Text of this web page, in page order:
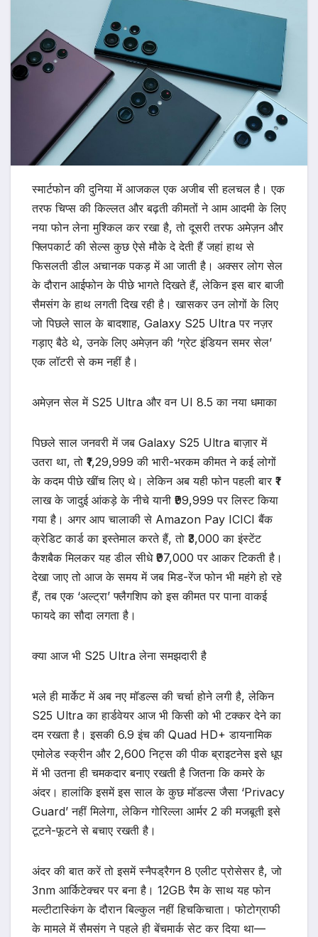
स्मार्टफोन की दुनिया में आजकल एक अजीब सी हलचल है। एक
तरफ चिप्स की किल्लत और बढ़ती कीमतों ने आम आदमी के लिए
नया फोन लेना मुश्किल कर रखा है, तो दूसरी तरफ अमेज़न और
फ्लिपकार्ट की सेल्स कुछ ऐसे मौके दे देती हैं जहां हाथ से
फिसलती डील अचानक पकड़ में आ जाती है। अक्सर लोग सेल
के दौरान आईफोन के पीछे भागते दिखते हैं, लेकिन इस बार बाजी
सैमसंग के हाथ लगती दिख रही है। खासकर उन लोगों के लिए
जो पिछले साल के बादशाह, Galaxy S25 Ultra पर नज़र
गड़ाए बैठे थे, उनके लिए अमेज़न की ‘ग्रेट इंडियन समर सेल’
एक लॉटरी से कम नहीं है।
अमेज़न सेल में S25 Ultra और वन UI 8.5 का नया धमाका
पिछले साल जनवरी में जब Galaxy S25 Ultra बाज़ार में
उतरा था, तो ₹1,29,999 की भारी-भरकम कीमत ने कई लोगों
के कदम पीछे खींच लिए थे। लेकिन अब यही फोन पहली बार ₹1
लाख के जादुई आंकड़े के नीचे यानी ₹99,999 पर लिस्ट किया
गया है। अगर आप चालाकी से Amazon Pay ICICI बैंक
क्रेडिट कार्ड का इस्तेमाल करते हैं, तो ₹3,000 का इंस्टेंट
कैशबैक मिलकर यह डील सीधे ₹97,000 पर आकर टिकती है।
देखा जाए तो आज के समय में जब मिड-रेंज फोन भी महंगे हो रहे
हैं, तब एक ‘अल्ट्रा’ फ्लैगशिप को इस कीमत पर पाना वाकई
फायदे का सौदा लगता है।
क्या आज भी S25 Ultra लेना समझदारी है
भले ही मार्केट में अब नए मॉडल्स की चर्चा होने लगी है, लेकिन
S25 Ultra का हार्डवेयर आज भी किसी को भी टक्कर देने का
दम रखता है। इसकी 6.9 इंच की Quad HD+ डायनामिक
एमोलेड स्क्रीन और 2,600 निट्स की पीक ब्राइटनेस इसे धूप
में भी उतना ही चमकदार बनाए रखती है जितना कि कमरे के
अंदर। हालांकि इसमें इस साल के कुछ मॉडल्स जैसा ‘Privacy
Guard’ नहीं मिलेगा, लेकिन गोरिल्ला आर्मर 2 की मजबूती इसे
टूटने-फूटने से बचाए रखती है।
अंदर की बात करें तो इसमें स्नैपड्रैगन 8 एलीट प्रोसेसर है, जो
3nm आर्किटेक्चर पर बना है। 12GB रैम के साथ यह फोन
मल्टीटास्किंग के दौरान बिल्कुल नहीं हिचकिचाता। फोटोग्राफी
के मामले में सैमसंग ने पहले ही बेंचमार्क सेट कर दिया था—